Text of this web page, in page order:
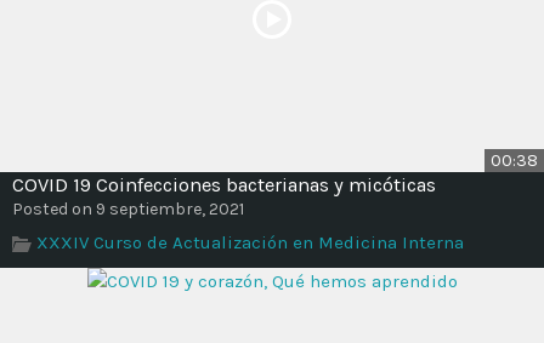
00:38
COVID 19 Coinfecciones bacterianas y micóticas
Posted on 9 septiembre, 2021
XXXIV Curso de Actualización en Medicina Interna